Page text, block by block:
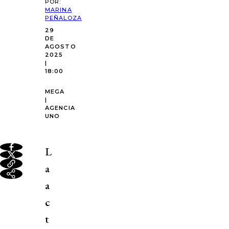
POR:
MARINA
PEÑALOZA
29
DE
AGOSTO
2025
|
18:00
MEGA
|
AGENCIA
UNO
L
a
a
c
t